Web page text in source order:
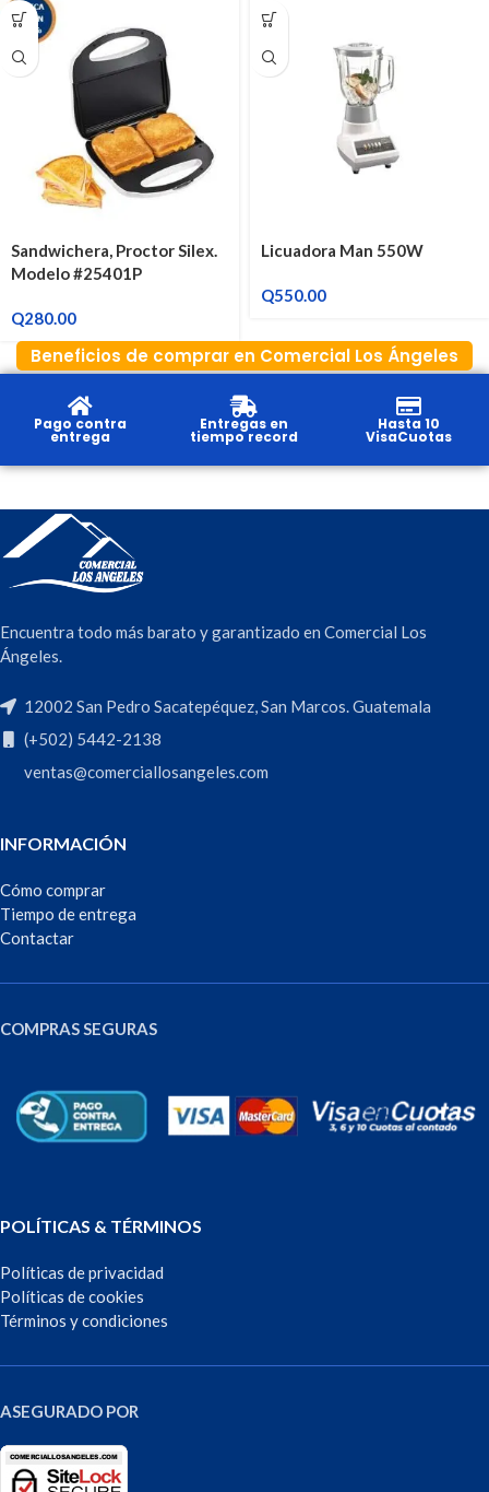
Sandwichera, Proctor Silex.
Modelo #25401P
Q280.00
Licuadora Man 550W
Q550.00
Beneficios de comprar en Comercial Los Ángeles
Pago contra
entrega
Entregas en
tiempo record
Hasta 10
VisaCuotas
Encuentra todo más barato y garantizado en Comercial Los
Ángeles.
12002 San Pedro Sacatepéquez, San Marcos. Guatemala
(+502) 5442-2138
ventas@comerciallosangeles.com
INFORMACIÓN
Cómo comprar
Tiempo de entrega
Contactar
COMPRAS SEGURAS
POLÍTICAS & TÉRMINOS
Políticas de privacidad
Políticas de cookies
Términos y condiciones
ASEGURADO POR